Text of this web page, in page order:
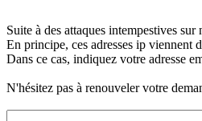
Suite à des attaques intempestives
En principe, ces adresses ip viennent
Dans ce cas, indiquez votre adresse
N'hésitez pas à renouveler votre